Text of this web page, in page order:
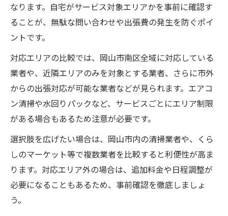
なります。自宅がサービス対象エリアかを事前に確認す
ることが、無駄な問い合わせや出張費の発生を防ぐポイ
ントです。
対応エリアの比較では、岡山市南区全域に対応している
業者や、近隣エリアのみを対象とする業者、さらに市外
からの出張対応が可能な業者などが見られます。エアコ
ン清掃や水回りパックなど、サービスごとにエリア制限
がある場合もあるため注意が必要です。
選択肢を広げたい場合は、岡山市内の清掃業者や、くら
しのマーケット等で複数業者を比較すると利便性が高ま
ります。対応エリア外の場合は、追加料金や日程調整が
必要になることもあるため、事前確認を徹底しましょ
う。